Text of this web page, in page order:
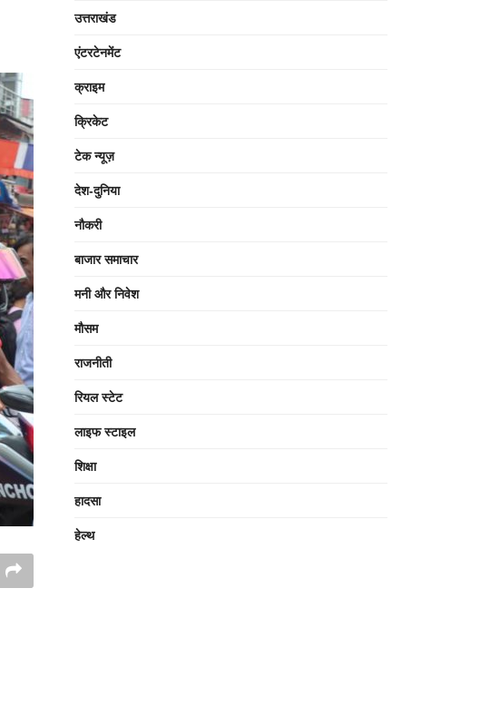
उत्तराखंड
एंटरटेनमेंट
क्राइम
क्रिकेट
टेक न्यूज़
देश-दुनिया
नौकरी
बाजार समाचार
मनी और निवेश
मौसम
राजनीती
रियल स्टेट
लाइफ स्टाइल
शिक्षा
हादसा
हेल्थ